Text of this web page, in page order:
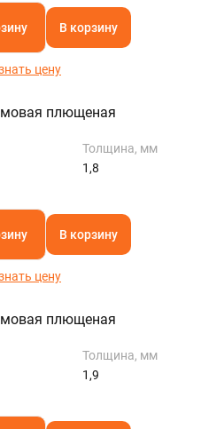
В корзину
цену
плющеная
Толщина, мм
1,8
В корзину
цену
плющеная
Толщина, мм
1,9